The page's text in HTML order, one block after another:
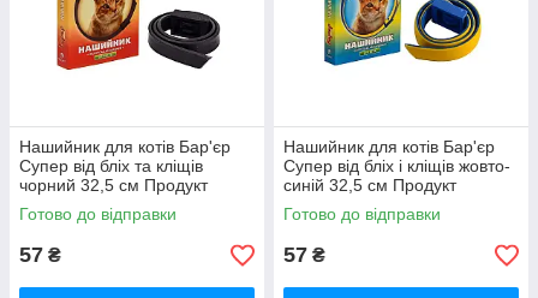
Нашийник для котів Бар'єр
Супер від бліх та кліщів
чорний 32,5 см Продукт
Готово до відправки
57 ₴
Нашийник для котів Бар'єр
Супер від бліх і кліщів жовто-
синій 32,5 см Продукт
Готово до відправки
57 ₴